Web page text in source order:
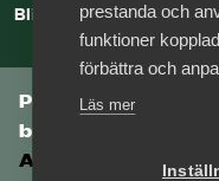
Bli medlem
Prenumerera på
branschnyhetsbrev
Aktuell info direkt i
prestanda och
funktioner
förbättra och
Läs mer